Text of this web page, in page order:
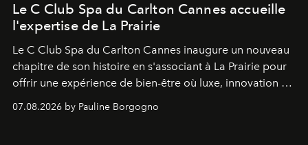
Le C Club Spa du Carlton Cannes accueille
l'expertise de La Prairie
Le C Club Spa du Carlton Cannes inaugure un nouveau
chapitre de son histoire en s'associant à La Prairie pour
offrir une expérience de bien-être où luxe, innovation et
expertise se rencontrent.
07.08.2026 by Pauline Borgogno